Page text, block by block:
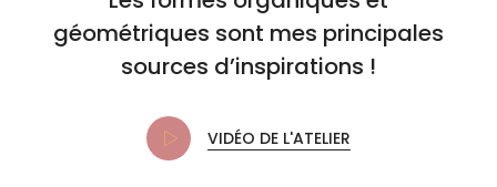
géométriques sont mes principales
sources d’inspirations !
VIDÉO DE L'ATELIER